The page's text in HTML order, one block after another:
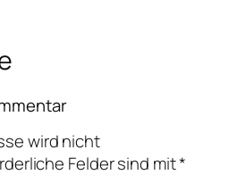
wird nicht
Felder sind mit*